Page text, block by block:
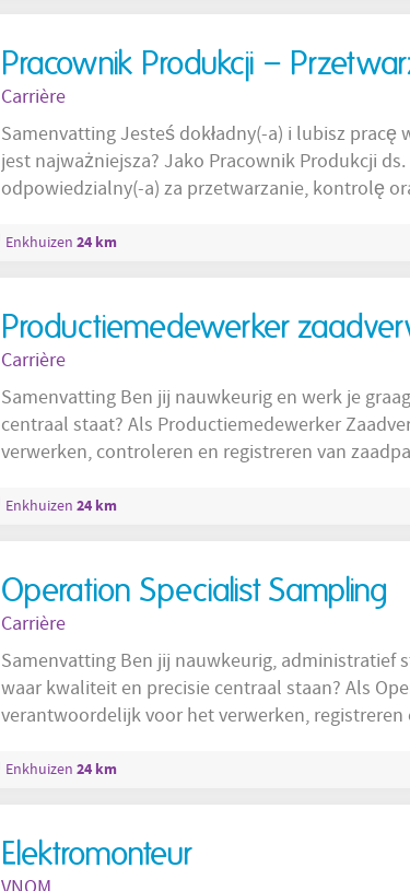
Pracownik Produkcji –
Carrière
Samenvatting Jesteś dokładny(-a) i lubisz
jest najważniejsza? Jako Pracownik Produkcji
odpowiedzialny(-a) za przetwarzanie, kontrolę
ds. Przetwarzania Nasion będziesz
Enkhuizen 24 km
Productiemedewerker
Carrière
Samenvatting Ben jij nauwkeurig en werk je
centraal staat? Als Productiemedewerker
verwerken, controleren en registreren van
Zaadverwerking zorg je ervoor dat zaadpartijen
Enkhuizen 24 km
Operation Specialist Sampling
Carrière
Samenvatting Ben jij nauwkeurig, administratief
waar kwaliteit en precisie centraal staan? Als
verantwoordelijk voor het verwerken,
Specialist Sampling ben je verantwoordelijk
Enkhuizen 24 km
Elektromonteur